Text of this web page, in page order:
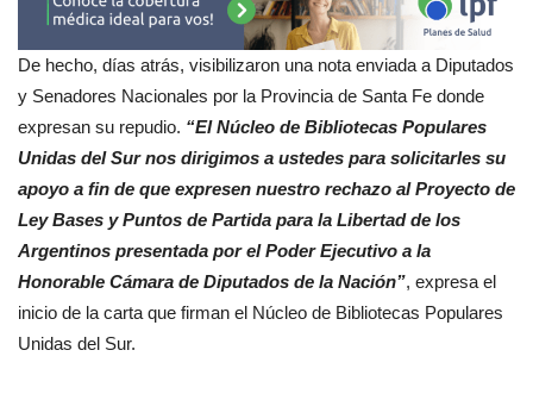
De hecho, días atrás, visibilizaron una nota enviada a Diputados
y Senadores Nacionales por la Provincia de Santa Fe donde
expresan su repudio. “El Núcleo de Bibliotecas Populares
Unidas del Sur nos dirigimos a ustedes para solicitarles su
apoyo a fin de que expresen nuestro rechazo al Proyecto de
Ley Bases y Puntos de Partida para la Libertad de los
Argentinos presentada por el Poder Ejecutivo a la
Honorable Cámara de Diputados de la Nación”, expresa el
inicio de la carta que firman el Núcleo de Bibliotecas Populares
Unidas del Sur.